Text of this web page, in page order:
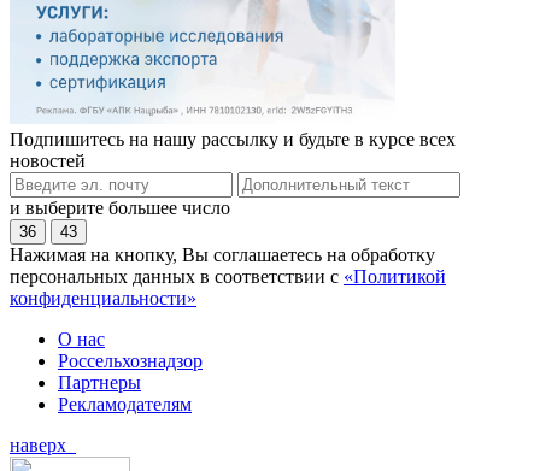
Подпишитесь на нашу рассылку и будьте в курсе всех
новостей
и выберите большее число
36 43
Нажимая на кнопку, Вы соглашаетесь на обработку
персональных данных в соответствии с «Политикой
конфиденциальности»
О нас
Россельхознадзор
Партнеры
Рекламодателям
наверх